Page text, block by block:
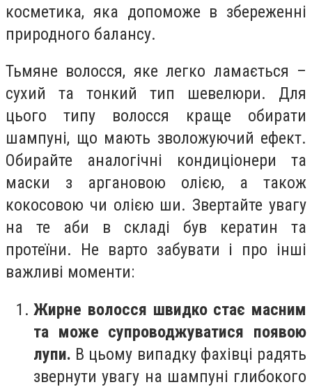
косметика, яка допоможе в збереженні
природного балансу.
Тьмяне волосся, яке легко ламається –
сухий та тонкий тип шевелюри. Для
цього типу волосся краще обирати
шампуні, що мають зволожуючий ефект.
Обирайте аналогічні кондиціонери та
маски з аргановою олією, а також
кокосовою чи олією ши. Звертайте увагу
на те аби в складі був кератин та
протеїни. Не варто забувати і про інші
важливі моменти:
Жирне волосся швидко стає масним
та може супроводжуватися появою
лупи. В цьому випадку фахівці радять
звернути увагу на шампуні глибокого